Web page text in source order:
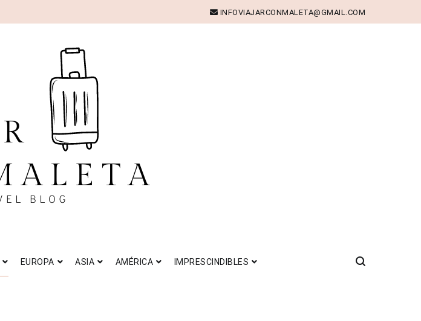
INFOVIAJARCONMALETA@GMAIL.COM
EUROPA ASIA AMÉRICA IMPRESCINDIBLES